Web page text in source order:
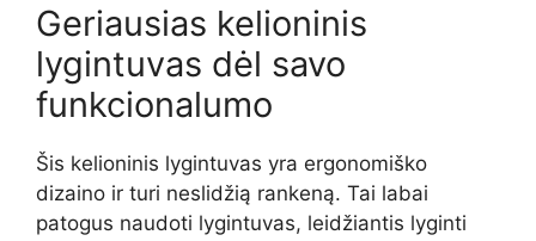
Geriausias kelioninis
lygintuvas dėl savo
funkcionalumo
Šis kelioninis lygintuvas yra ergonomiško
dizaino ir turi neslidžią rankeną. Tai labai
patogus naudoti lygintuvas, leidžiantis lyginti